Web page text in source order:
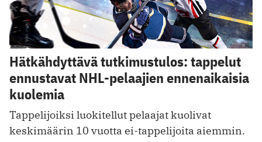
Hätkähdyttävä tutkimustulos: tappelut
ennustavat NHL-pelaajien ennenaikaisia
kuolemia
Tappelijoiksi luokitellut pelaajat kuolivat
keskimäärin 10 vuotta ei-tappelijoita aiemmin.